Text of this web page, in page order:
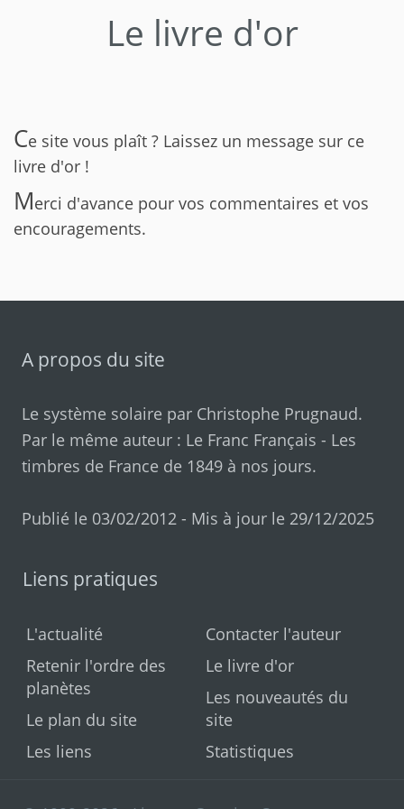
Le livre d'or
Ce site vous plaît ? Laissez un message sur ce
livre d'or !
Merci d'avance pour vos commentaires et vos
encouragements.
A propos du site
Le système solaire par Christophe Prugnaud.
Par le même auteur : Le Franc Français - Les
timbres de France de 1849 à nos jours.
Publié le 03/02/2012 - Mis à jour le 29/12/2025
Liens pratiques
L'actualité
Retenir l'ordre des
planètes
Le plan du site
Les liens
Contacter l'auteur
Le livre d'or
Les nouveautés du
site
Statistiques